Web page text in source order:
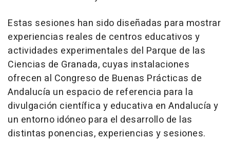
Estas sesiones han sido diseñadas para mostrar
experiencias reales de centros educativos y
actividades experimentales del Parque de las
Ciencias de Granada, cuyas instalaciones
ofrecen al Congreso de Buenas Prácticas de
Andalucía un espacio de referencia para la
divulgación científica y educativa en Andalucía y
un entorno idóneo para el desarrollo de las
distintas ponencias, experiencias y sesiones.